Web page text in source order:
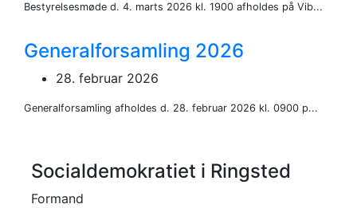
Bestyrelsesmøde d. 4. marts 2026 kl. 1900 afholdes på Vib...
Generalforsamling 2026
28. februar 2026
Generalforsamling afholdes d. 28. februar 2026 kl. 0900 p...
Socialdemokratiet i Ringsted
Formand